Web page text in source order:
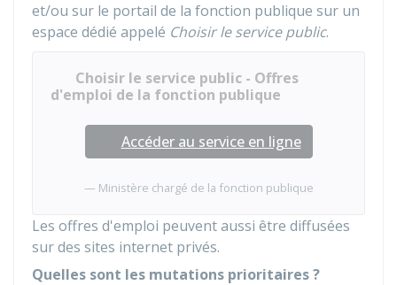
et/ou sur le portail de la fonction publique sur un
espace dédié appelé Choisir le service public.
Choisir le service public - Offres
d'emploi de la fonction publique
Accéder au service en ligne
Ministère chargé de la fonction publique
Les offres d'emploi peuvent aussi être diffusées
sur des sites internet privés.
Quelles sont les mutations prioritaires ?